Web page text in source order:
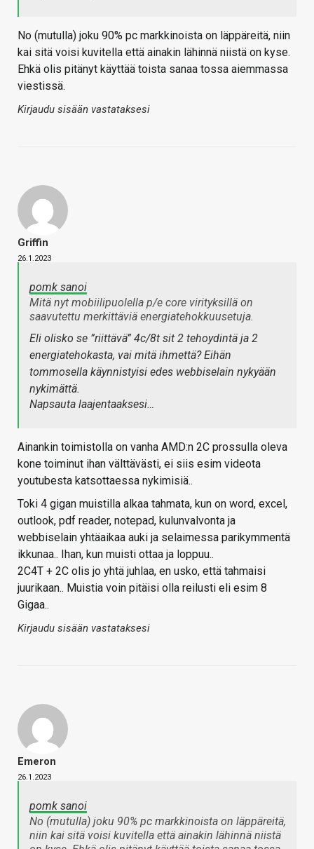
No (mutulla) joku 90% pc markkinoista on läppäreitä, niin
kai sitä voisi kuvitella että ainakin lähinnä niistä on kyse.
Ehkä olis pitänyt käyttää toista sanaa tossa aiemmassa
viestissä.
Kirjaudu sisään vastataksesi
Griffin
26.1.2023
pomk sanoi
Mitä nyt mobiilipuolella p/e core virityksillä on
saavutettu merkittäviä energiatehokkuusetuja.
Eli olisko se ”riittävä” 4c/8t sit 2 tehoydintä ja 2
energiatehokasta, vai mitä ihmettä? Eihän
tommosella käynnistyisi edes webbiselain nykyään
nykimättä.
Napsauta laajentaaksesi…
Ainankin toimistolla on vanha AMD:n 2C prossulla oleva
kone toiminut ihan välttävästi, ei siis esim videota
youtubesta katsottaessa nykimisiä..
Toki 4 gigan muistilla alkaa tahmata, kun on word, excel,
outlook, pdf reader, notepad, kulunvalvonta ja
webbiselain yhtäaikaa auki ja selaimessa parikymmentä
ikkunaa.. Ihan, kun muisti ottaa ja loppuu..
2C4T + 2C olis jo yhtä juhlaa, en usko, että tahmaisi
juurikaan.. Muistia voin pitäisi olla reilusti eli esim 8
Gigaa..
Kirjaudu sisään vastataksesi
Emeron
26.1.2023
pomk sanoi
No (mutulla) joku 90% pc markkinoista on läppäreitä,
niin kai sitä voisi kuvitella että ainakin lähinnä niistä